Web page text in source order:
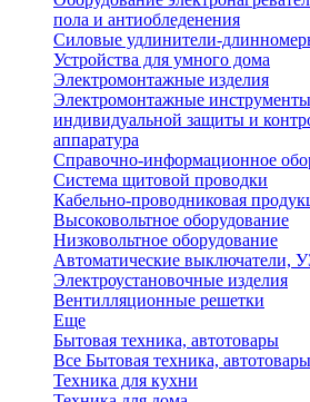
пола и антиобледенения
Силовые удлинители-
Устройства для умного дома
Электромонтажные изделия
Электромонтажные
индивидуальной защиты и
аппаратура
Справочно-информационное
Система щитовой проводки
Кабельно-проводниковая
Высоковольтное оборудование
Низковольтное оборудование
Автоматические выключатели,
Электроустановочные изделия
Вентилляционные решетки
Еще
Бытовая техника, автотовары
Все Бытовая техника, автотовары
Техника для кухни